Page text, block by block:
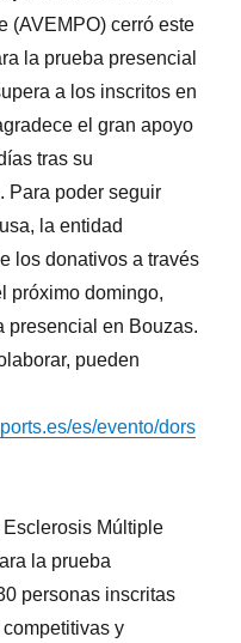
(AVEMPO) cerró este
la prueba presencial
a los inscritos en
el gran apoyo
tras su
Para poder seguir
la entidad
los donativos a través
próximo domingo,
presencial en Bouzas.
pueden
es/evento/dors
Múltiple
la prueba
personas inscritas
y